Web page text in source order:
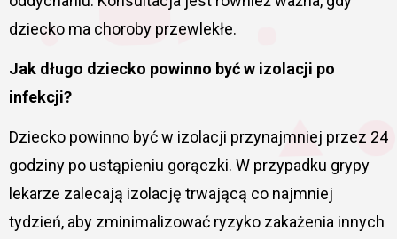
dziecko ma choroby przewlekłe.
Jak długo dziecko powinno być w izolacji po
infekcji?
Dziecko powinno być w izolacji przynajmniej przez 24
godziny po ustąpieniu gorączki. W przypadku grypy
lekarze zalecają izolację trwającą co najmniej
tydzień, aby zminimalizować ryzyko zakażenia innych